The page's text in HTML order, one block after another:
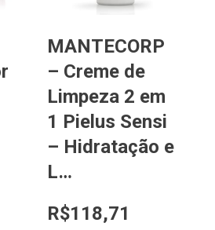
MANTECORP
– Creme de
Limpeza 2 em
1 Pielus Sensi
– Hidratação e
L…
R$118,71